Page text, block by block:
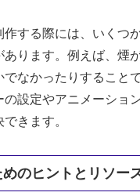
作する際には、いくつ
あります。例えば、煙
でなかったりすること
の設定やアニメーショ
きます。
のヒントとリソー